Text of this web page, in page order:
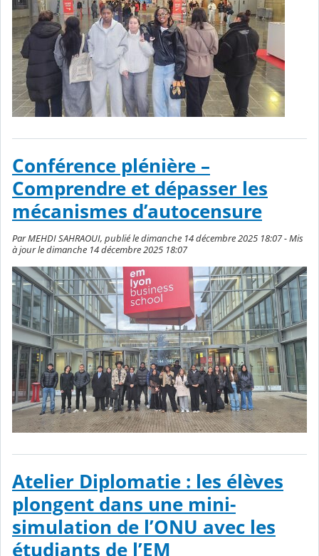
Conférence plénière –
Comprendre et dépasser les
mécanismes d’autocensure
Par MEHDI SAHRAOUI, publié le dimanche 14 décembre 2025 18:07 - Mis
à jour le dimanche 14 décembre 2025 18:07
Atelier Diplomatie : les élèves
plongent dans une mini-
simulation de l’ONU avec les
étudiants de l’EM